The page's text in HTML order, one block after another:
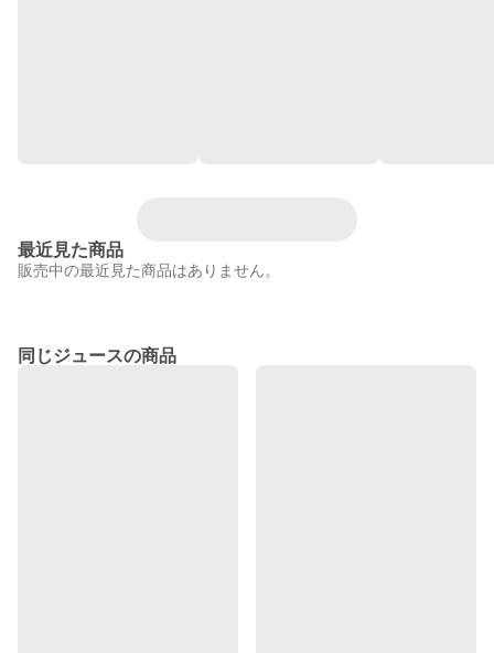
最近見た商品
販売中の最近見た商品はありません。
同じジュースの商品